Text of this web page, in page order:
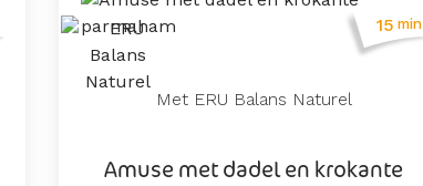
15 min
Met ERU Balans Naturel
Amuse met dadel en krokante